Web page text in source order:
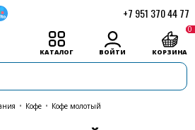
+7 951 370 44 77
КАТАЛОГ ВОЙТИ КОРЗИНА
0
• Кофе • Кофе молотый